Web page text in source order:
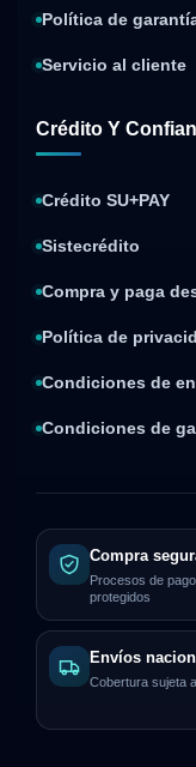
Política de
Servicio al cliente
Crédito Y
Crédito SU+PAY
Sistecrédito
Compra y paga
Política de
Condiciones de
Condiciones de
Compra
Procesos de pago
protegidos
Envíos
Cobertura sujeta